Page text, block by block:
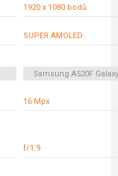
1920 x 1080 bodů
SUPER AMOLED
Samsung A520F
16 Mpx
f/1.9